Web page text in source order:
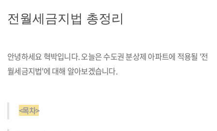
전월세금지법 총정리
안녕하세요 혁박입니다. 오늘은 수도권 분상제 아파트에 적용될 '전
월세금지법'에 대해 알아보겠습니다.
<목차>